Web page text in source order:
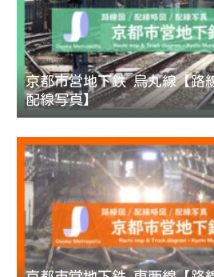
京都市営地下鉄 烏丸線【路
配線写真】